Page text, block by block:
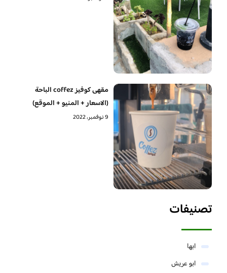
مقهى كوفيز coffez الباحة
(الاسعار + المنيو + الموقع)
9 نوفمبر، 2022
تصنيفات
ابها
ابو عريش